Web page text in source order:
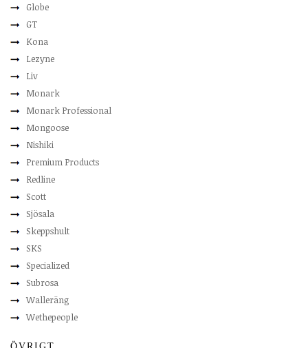
Globe
GT
Kona
Lezyne
Liv
Monark
Monark Professional
Mongoose
Nishiki
Premium Products
Redline
Scott
Sjösala
Skeppshult
SKS
Specialized
Subrosa
Walleräng
Wethepeople